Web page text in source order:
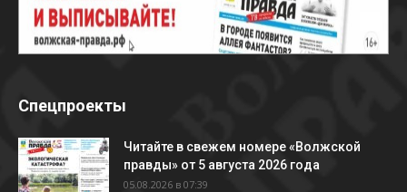
Спецпроекты
Читайте в свежем номере «Волжской
правды» от 5 августа 2026 года
05.08.2026 в 07:39